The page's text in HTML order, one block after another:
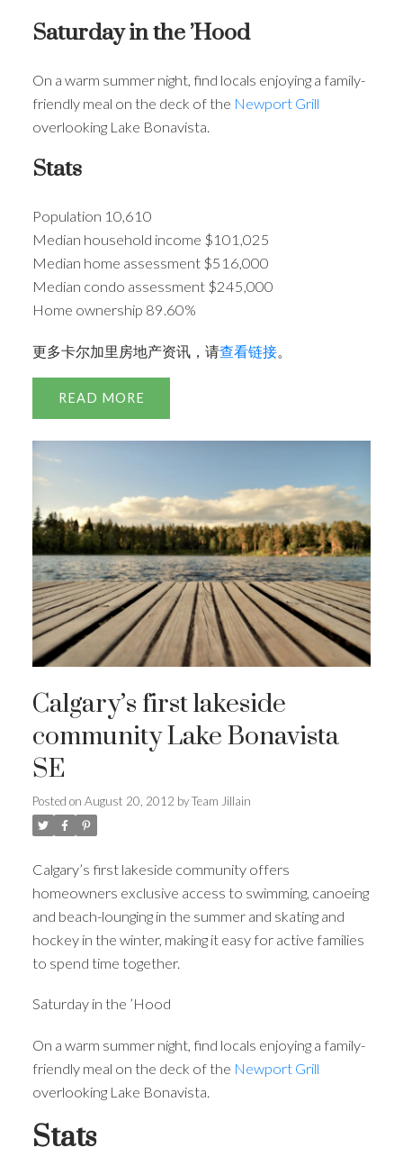
Saturday in the ’Hood
On a warm summer night, find locals enjoying a family-
friendly meal on the deck of the Newport Grill
overlooking Lake Bonavista.
Stats
Population 10,610
Median household income $101,025
Median home assessment $516,000
Median condo assessment $245,000
Home ownership 89.60%
更多卡尔加里房地产资讯，请查看链接。
READ
Calgary’s first lakeside
community Lake Bonavista
SE
Posted on August 20, 2012 byTeam Jillain
Calgary’s first lakeside community offers
homeowners exclusive access to swimming, canoeing
and beach-lounging in the summer and skating and
hockey in the winter, making it easy for active families
to spend time together.
Saturday in the ’Hood
On a warm summer night, find locals enjoying a family-
friendly meal on the deck of the Newport Grill
overlooking Lake Bonavista.
Stats